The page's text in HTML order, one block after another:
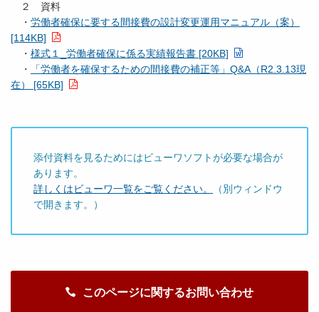
２ 資料
・ 労働者確保に要する間接費の設計変更運用マニュアル（案）
[114KB]
・ 様式１_労働者確保に係る実績報告書 [20KB]
・
「労働者を確保するための間接費の補正等」Q&A（R2.3.13現
在） [65KB]
添付資料を見るためにはビューワソフトが必要な場合が
あります。
詳しくはビューワ一覧をご覧ください。
（別ウィンドウ
で開きます。）
このページに関するお問い合わせ